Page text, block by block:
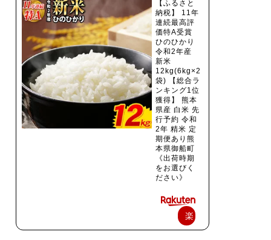
【ふるさと
納税】 11年
連続最高評
価特A受賞
ひのひかり
令和2年産
新米
12kg(6kg×2
袋) 【総合ラ
ンキング1位
獲得】 熊本
県産 白米 先
行予約 令和
2年 精米 定
期便あり熊
本県御船町
《出荷時期
をお選びく
ださい》
楽